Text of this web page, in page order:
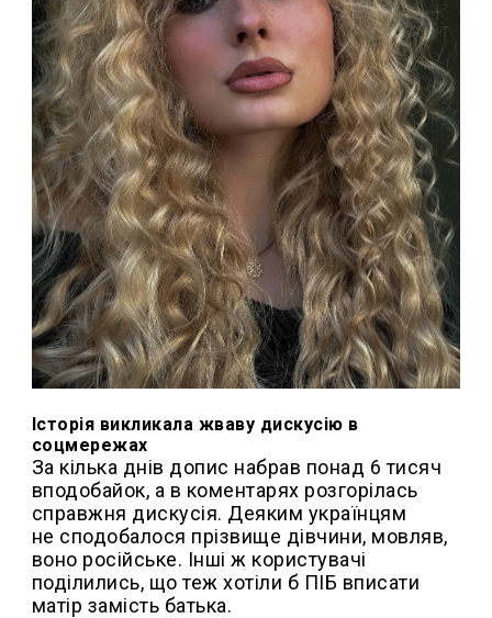
Історія викликала жваву дискусію в
соцмережах
За кілька днів допис набрав понад 6 тисяч
вподобайок, а в коментарях розгорілась
справжня дискусія. Деяким українцям
не сподобалося прізвище дівчини, мовляв,
воно російське. Інші ж користувачі
поділились, що теж хотіли б ПІБ вписати
матір замість батька.